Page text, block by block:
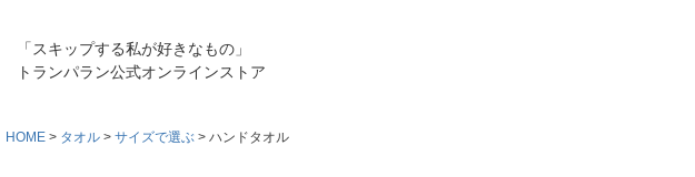
「スキップする私が好きなもの」
トランパラン公式オンラインストア
HOME タオル サイズで選ぶ ハンドタオル